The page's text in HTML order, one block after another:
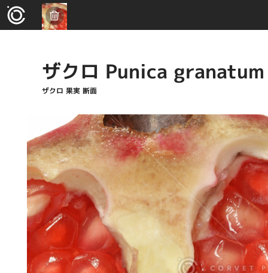
ザクロ Punica granatum
ザクロ 果実 断面